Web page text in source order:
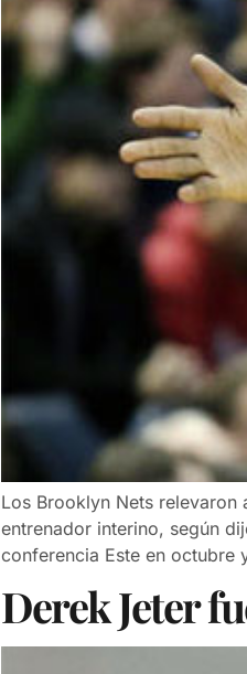
Los Brooklyn Nets
entrenador interino, según
conferencia Este en octubre
Derek Jeter